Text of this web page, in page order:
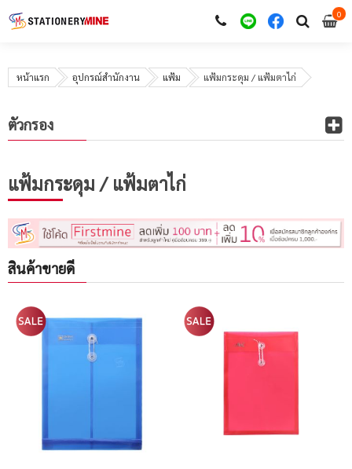
00
หน้าแรก อุปกรณ์สำนักงาน แฟ้ม แฟ้มกระดุม / แฟ้มตาไก่
แฟ้มกระดุม / แฟ้มตาไก่
สินค้าขายดี
ตัวกรอง